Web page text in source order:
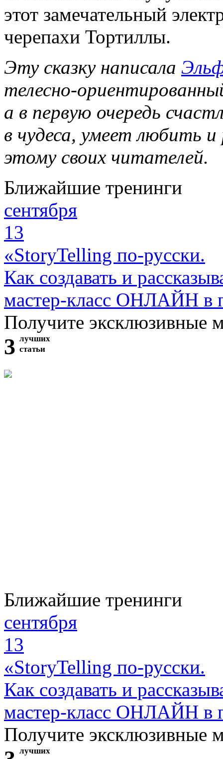
этот замечательный
черепахи Тортиллы.
Эту сказку написала
телесно-
а в первую очередь
в чудеса, умеет любить
этому своих читателей.
Ближайшие тренинги
сентября
13
«StoryTelling по-русски.
Как создавать и
мастер-класс ОНЛАЙН в
Получите эксклюзивные
3 лучших
статьи
Ближайшие тренинги
сентября
13
«StoryTelling по-русски.
Как создавать и
мастер-класс ОНЛАЙН в
Получите эксклюзивные
лучших